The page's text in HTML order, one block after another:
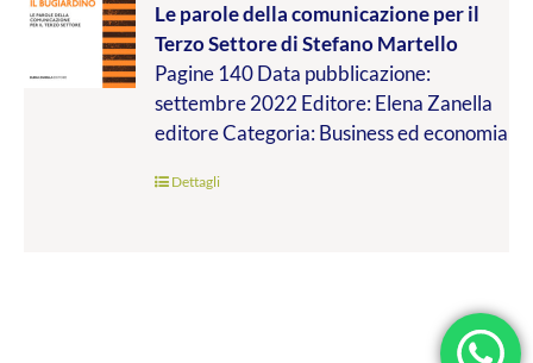
prezzo:
da
€9.99
a
€19.00
Le parole della comunicazione per il
Terzo Settoredi Stefano Martello
Pagine 140 Data pubblicazione:
settembre 2022 Editore: Elena Zanella
editore Categoria: Business ed economia
Dettagli